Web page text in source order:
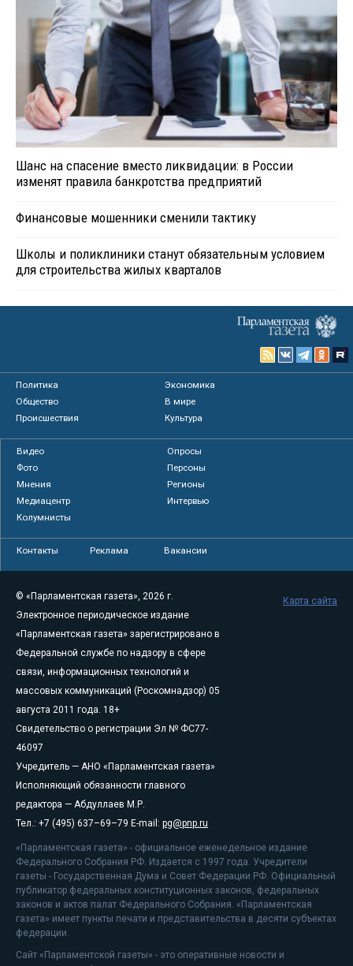
Шанс на спасение вместо ликвидации: в России
изменят правила банкротства предприятий
Финансовые мошенники сменили тактику
Школы и поликлиники станут обязательным условием
для строительства жилых кварталов
Политика
Экономика
Общество
В мире
Происшествия
Культура
Видео
Опросы
Фото
Персоны
Мнения
Регионы
Медиацентр
Интервью
Колумнисты
Контакты Реклама Вакансии
© «Парламентская газета», 2026 г.
Электронное периодическое издание
«Парламентская газета» зарегистрировано в
Федеральной службе по надзору в сфере
связи, информационных технологий и
массовых коммуникаций (Роскомнадзор) 05
августа 2011 года. 18+
Свидетельство о регистрации Эл № ФС77-
46097
Учредитель — АНО «Парламентская газета»
Исполняющий обязанности главного
редактора — Абдуллаев М.Р.
Тел.: +7 (495) 637–69–79 E-mail: pg@pnp.ru
«Парламентская газета» - официальное еженедельное издание
Федерального Собрания РФ. Издается с 1997 года. Учредители
газеты - Государственная Дума и Совет Федерации РФ. Официальный
публикатор федеральных конституционных законов, федеральных
законов и актов палат Федерального Собрания. «Парламентская
газета» имеет пункты печати и представительства в десяти субъектах
федерации.
Сайт «Парламентской газеты» - это оперативные новости и
Карта сайта